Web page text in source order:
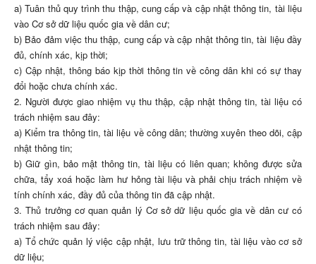
a) Tuân thủ quy trình thu thập, cung cấp và cập nhật thông tin, tài liệu
vào Cơ sở dữ liệu quốc gia về dân cư;
b) Bảo đảm việc thu thập, cung cấp và cập nhật thông tin, tài liệu đầy
đủ, chính xác, kịp thời;
c) Cập nhật, thông báo kịp thời thông tin về công dân khi có sự thay
đổi hoặc chưa chính xác.
2. Người được giao nhiệm vụ thu thập, cập nhật thông tin, tài liệu có
trách nhiệm sau đây:
a) Kiểm tra thông tin, tài liệu về công dân; thường xuyên theo dõi, cập
nhật thông tin;
b) Giữ gìn, bảo mật thông tin, tài liệu có liên quan; không được sửa
chữa, tẩy xoá hoặc làm hư hỏng tài liệu và phải chịu trách nhiệm về
tính chính xác, đầy đủ của thông tin đã cập nhật.
3. Thủ trưởng cơ quan quản lý Cơ sở dữ liệu quốc gia về dân cư có
trách nhiệm sau đây:
a) Tổ chức quản lý việc cập nhật, lưu trữ thông tin, tài liệu vào cơ sở
dữ liệu;